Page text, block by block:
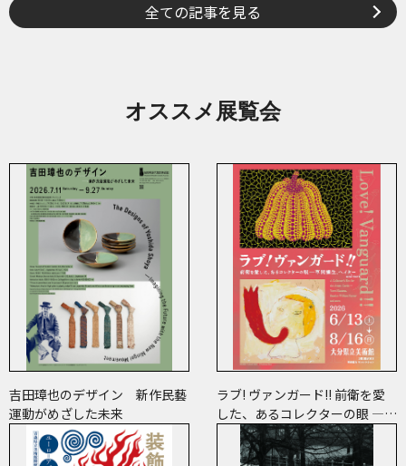
全ての記事を見る
オススメ展覧会
吉田璋也のデザイン 新作民藝
運動がめざした未来
ラブ! ヴァンガード!! 前衛を愛
した、あるコレクターの眼 ―草
間彌生、ヘイター and more